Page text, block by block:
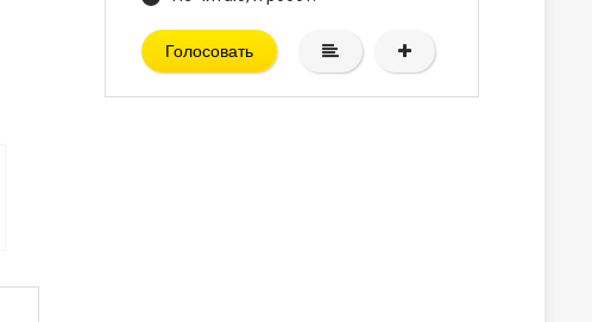
Голосовать